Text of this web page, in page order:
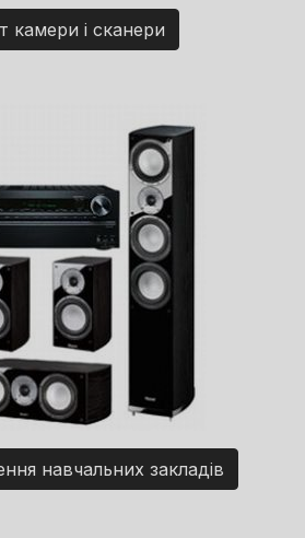
камери і сканери
навчальних закладів